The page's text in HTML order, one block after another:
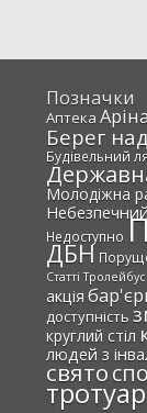
Позначки
Аптека
Берег
Будівельний
Молодіжна
Недоступно
ДБН
Статті Тролейбус
акція
доступність
круглий стіл
людей з
свято
тротуар